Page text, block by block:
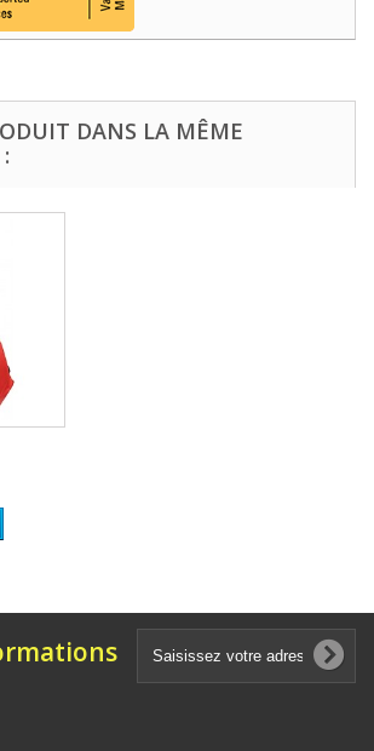
DANS LA MÊME